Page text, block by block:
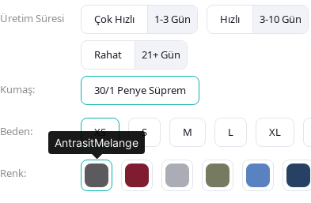
Üretim Süresi Çok Hızlı 1-3 Gün Hızlı 3-10 Gün
Rahat 21+ Gün
Kumaş: 30/1 Penye Süprem
Beden: XS S M L XL
Renk:
AntrasitMelange